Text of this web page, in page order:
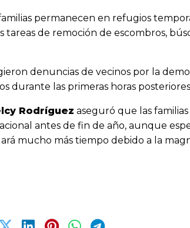
permanecen en refugios
tareas de remoción de escombros,
denuncias de vecinos por la
durante las primeras horas
Rodríguez aseguró que las
antes de fin de año, aunque
mucho más tiempo debido a la